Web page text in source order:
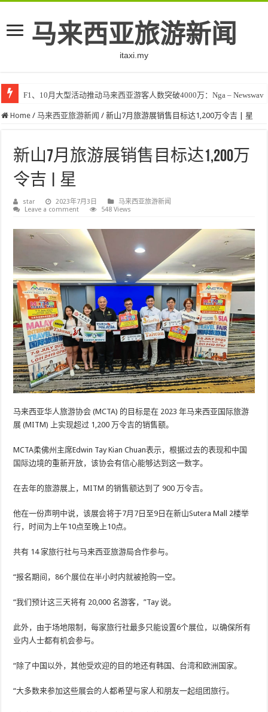
马来西亚旅游新闻
itaxi.my
F1、10月大型活动推动马来西亚游客人数突破4000万：Nga – Newswav
Home / 马来西亚旅游新闻 / 新山7月旅游展销售目标达1,200万令吉 | 星
新山7月旅游展销售目标达1,200万
令吉 | 星
star 2023年7月3日
马来西亚旅游新闻
Leave a comment
548 Views
马来西亚华人旅游协会 (MCTA) 的目标是在 2023 年马来西亚国际旅游
展 (MITM) 上实现超过 1,200 万令吉的销售额。
MCTA柔佛州主席Edwin Tay Kian Chuan表示，根据过去的表现和中国
国际边境的重新开放，该协会有信心能够达到这一数字。
在去年的旅游展上，MITM 的销售额达到了 900 万令吉。
他在一份声明中说，该展会将于7月7日至9日在新山Sutera Mall 2楼举
行，时间为上午10点至晚上10点。
共有 14 家旅行社与马来西亚旅游局合作参与。
“报名期间，86个展位在半小时内就被抢购一空。
“我们预计这三天将有 20,000 名游客，”Tay 说。
此外，由于场地限制，每家旅行社最多只能设置6个展位，以确保所有
业内人士都有机会参与。
“除了中国以外，其他受欢迎的目的地还有韩国、台湾和欧洲国家。
“大多数来参加这些展会的人都希望与家人和朋友一起组团旅行。